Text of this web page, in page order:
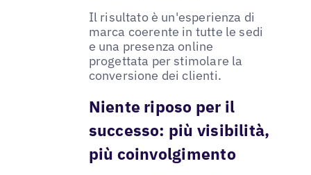
Il risultato è un'esperienza di
marca coerente in tutte le sedi
e una presenza online
progettata per stimolare la
conversione dei clienti.
Niente riposo per il
successo: più visibilità,
più coinvolgimento